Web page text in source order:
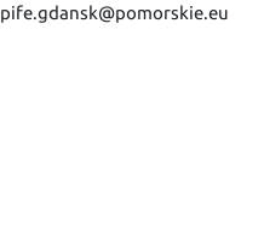
pife.gdansk@pomorskie.eu